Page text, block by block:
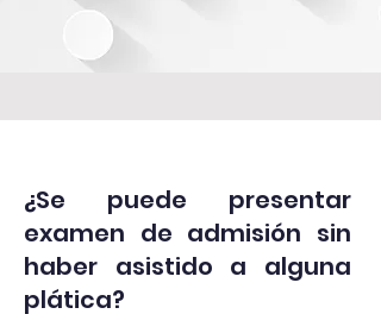
¿Se puede presentar
examen de admisión sin
haber asistido a alguna
plática?